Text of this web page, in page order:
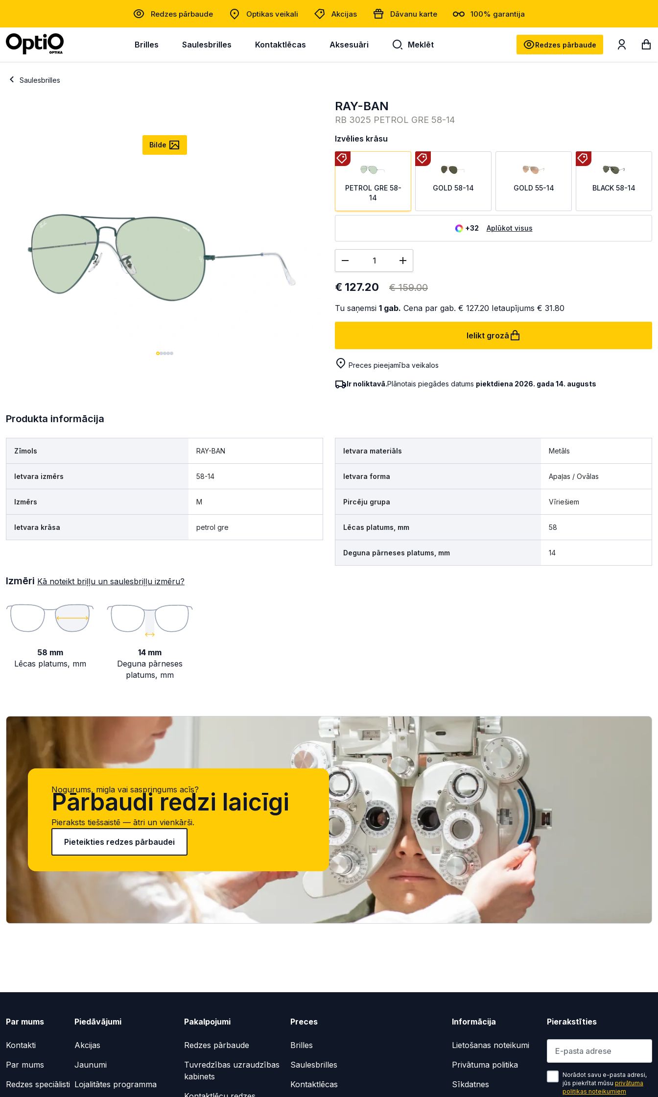
Redzes pārbaude Optikas veikali Akcijas Dāvanu karte 100% garantija
Brilles Saulesbrilles Kontaktlēcas Aksesuāri Meklēt Redzes pārbaude
Saulesbrilles
Bilde
RAY-BAN
RB 3025 PETROL GRE 58-14
Izvēlies krāsu
PETROL GRE 58-
14
GOLD 58-14 GOLD 55-14 BLACK 58-14
+32 Aplūkot visus
€ 127.20 € 159.00
Tu saņemsi 1 gab. Cena par gab. € 127.20 Ietaupījums € 31.80
Ielikt grozā
Preces pieejamība veikalos
Ir noliktavā.Plānotais piegādes datums piektdiena 2026. gada 14. augusts
Produkta informācija
Zīmols RAY-BAN
Ietvara izmērs 58-14
Izmērs M
Ietvara krāsa petrol gre
Ietvara materiāls Metāls
Ietvara forma Apaļas / Ovālas
Pircēju grupa Vīriešiem
Lēcas platums, mm 58
Deguna pārneses platums, mm 14
Izmēri Kā noteikt briļļu un saulesbriļļu izmēru?
58 mm
Lēcas platums, mm
14 mm
Deguna pārneses
platums, mm
Nogurums, migla vai saspringums acīs?
Pārbaudi redzi laicīgi
Pieraksts tiešsaistē — ātri un vienkārši.
Pieteikties redzes pārbaudei
Par mums
Kontakti
Par mums
Redzes speciālisti
Piedāvājumi
Akcijas
Jaunumi
Lojalitātes programma
Pakalpojumi
Redzes pārbaude
Tuvredzības uzraudzības
kabinets
Preces
Brilles
Saulesbrilles
Kontaktlēcas
Informācija
Lietošanas noteikumi
Privātuma politika
Sīkdatnes
Pierakstīties
Lūdzu ievadiet e-pasta adresi
Norādot savu e-pasta adresi,
jūs piekrītat mūsu privātuma
politikas noteikumiem